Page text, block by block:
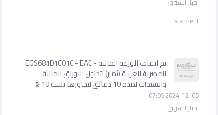
اخبار السوق
statment
تم ايقاف الورقة المالية - EGS681D1C010 - EAC
المصرية العربية (ثمار) لتداول الاوراق المالية
والسندات لمدة 10 دقائق لتجاوزها نسبة 10 %
2024-12-05 07:05
اخبار السوق